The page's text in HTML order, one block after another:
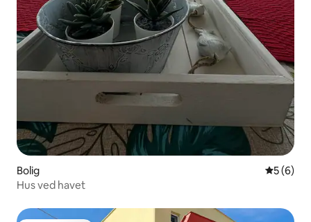
Bolig 5 ud af 5
5 (6)
Hus ved havet